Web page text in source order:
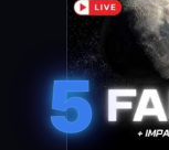
5